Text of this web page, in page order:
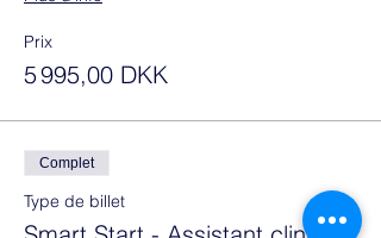
Prix
5 995,00 DKK
Complet
Type de billet